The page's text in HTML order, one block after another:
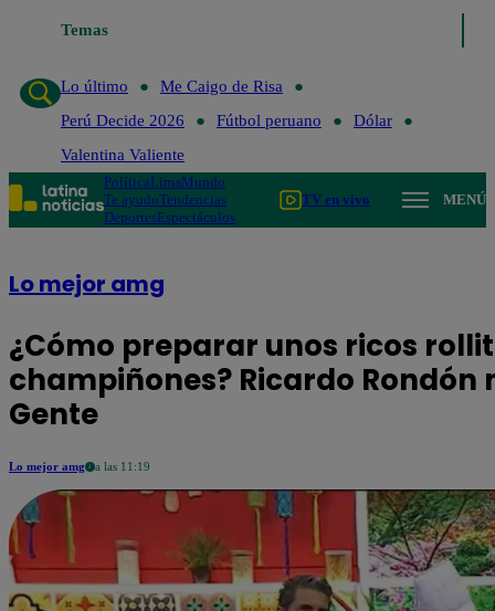
Temas
Lo último
Me Caigo de Risa
Perú Decide 2026
Fútbol peruano
Dólar
Valentina Valiente
PolíticaLimaMundo
Te ayudoTendencias
DeportesEspectáculos
TV en vivo MENÚ
Lo mejor amg
¿Cómo preparar unos ricos
champiñones? Ricardo Rondón
Gente
Lo mejor amg a las 11:19